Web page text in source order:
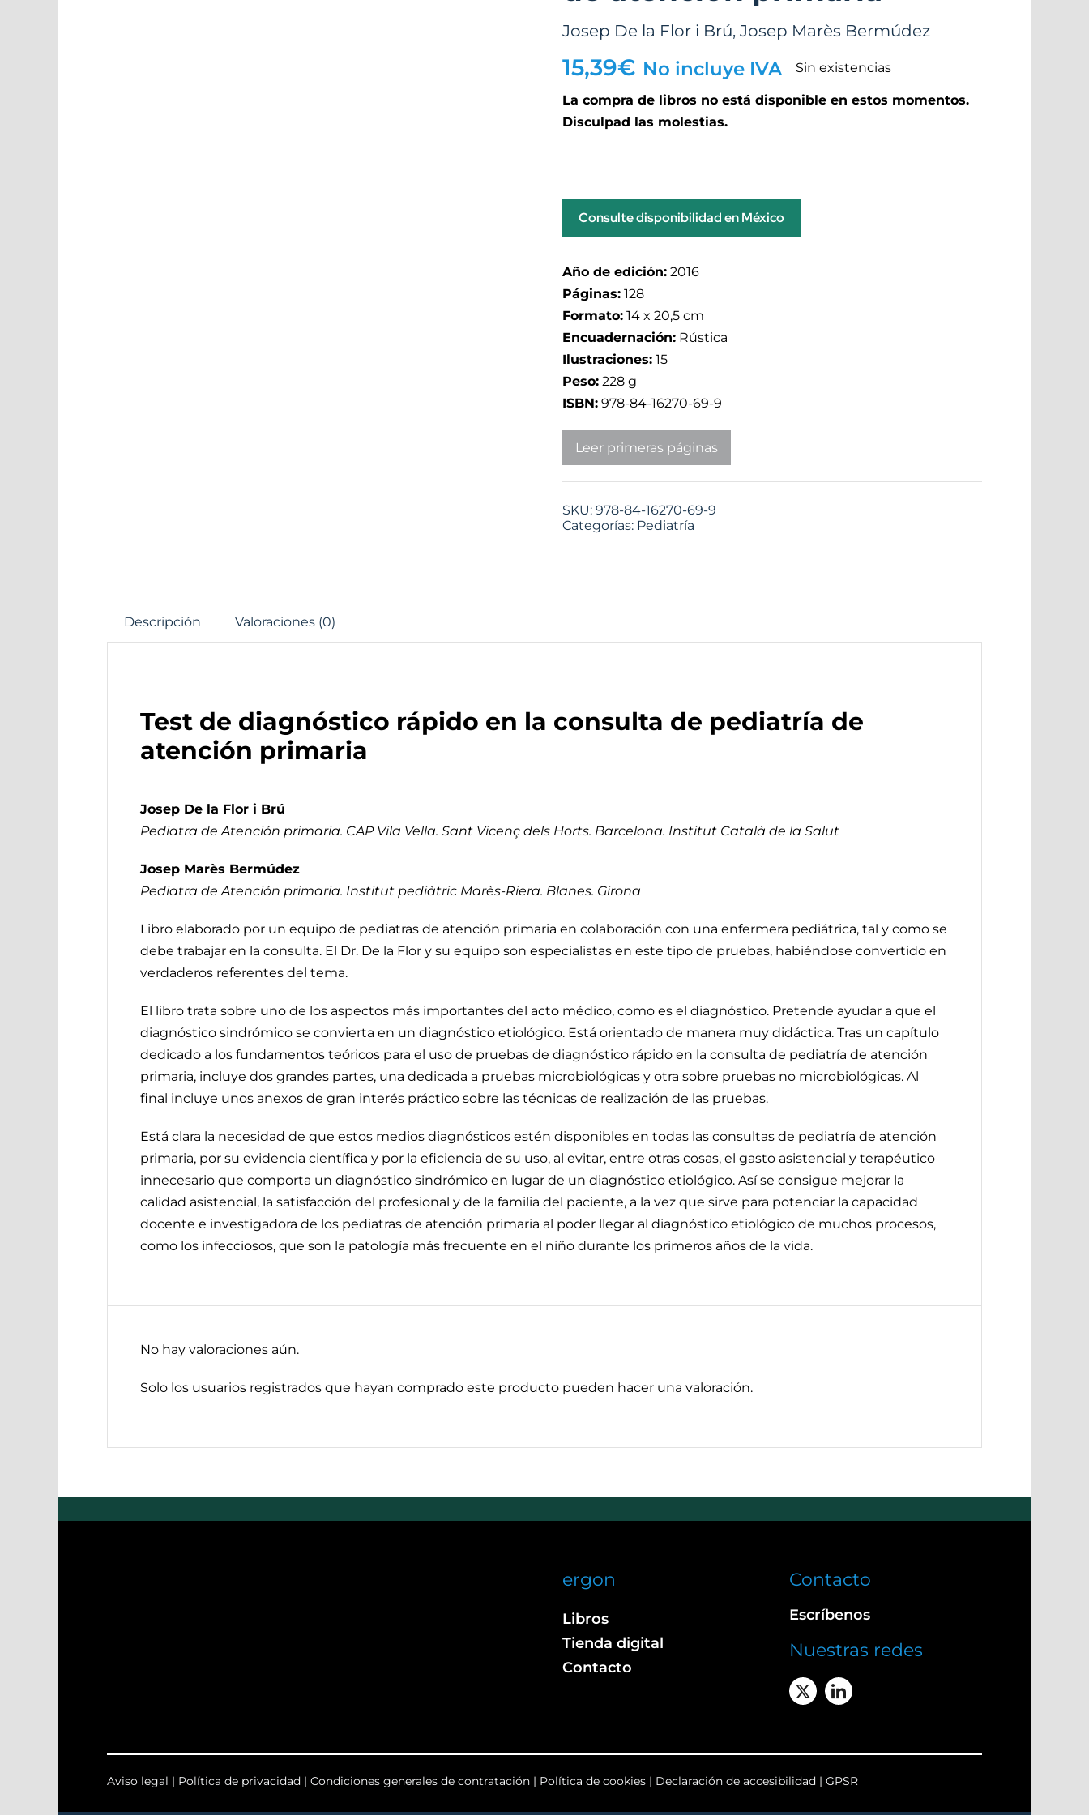
Josep De la Flor i Brú, Josep Marès Bermúdez
15,39€ No incluye IVA Sin existencias
La compra de libros no está disponible en estos momentos.
Disculpad las molestias.
Consulte disponibilidad en México
Año de edición:2016
Páginas:128
Formato:14 x 20,5 cm
Encuadernación:Rústica
Ilustraciones:15
Peso:228 g
ISBN:978-84-16270-69-9
Leer primeras páginas
SKU: 978-84-16270-69-9
Categorías: Pediatría
Descripción Valoraciones (0)
Test de diagnóstico rápido en la consulta de pediatría de
atención primaria
Josep De la Flor i Brú
Pediatra de Atención primaria. CAP Vila Vella. Sant Vicenç dels Horts. Barcelona. Institut Català de la Salut
Josep Marès Bermúdez
Pediatra de Atención primaria. Institut pediàtric Marès-Riera. Blanes. Girona
Libro elaborado por un equipo de pediatras de atención primaria en colaboración con una enfermera pediátrica, tal y como se
debe trabajar en la consulta. El Dr. De la Flor y su equipo son especialistas en este tipo de pruebas, habiéndose convertido en
verdaderos referentes del tema.
El libro trata sobre uno de los aspectos más importantes del acto médico, como es el diagnóstico. Pretende ayudar a que el
diagnóstico sindrómico se convierta en un diagnóstico etiológico. Está orientado de manera muy didáctica. Tras un capítulo
dedicado a los fundamentos teóricos para el uso de pruebas de diagnóstico rápido en la consulta de pediatría de atención
primaria, incluye dos grandes partes, una dedicada a pruebas microbiológicas y otra sobre pruebas no microbiológicas. Al
final incluye unos anexos de gran interés práctico sobre las técnicas de realización de las pruebas.
Está clara la necesidad de que estos medios diagnósticos estén disponibles en todas las consultas de pediatría de atención
primaria, por su evidencia científica y por la eficiencia de su uso, al evitar, entre otras cosas, el gasto asistencial y terapéutico
innecesario que comporta un diagnóstico sindrómico en lugar de un diagnóstico etiológico. Así se consigue mejorar la
calidad asistencial, la satisfacción del profesional y de la familia del paciente, a la vez que sirve para potenciar la capacidad
docente e investigadora de los pediatras de atención primaria al poder llegar al diagnóstico etiológico de muchos procesos,
como los infecciosos, que son la patología más frecuente en el niño durante los primeros años de la vida.
No hay valoraciones aún.
Solo los usuarios registrados que hayan comprado este producto pueden hacer una valoración.
ergon
Libros
Tienda digital
Contacto
Contacto
Escríbenos
Nuestras redes
Aviso legal | Política de privacidad | Condiciones generales de contratación| Política de cookies| Declaración de accesibilidad| GPSR